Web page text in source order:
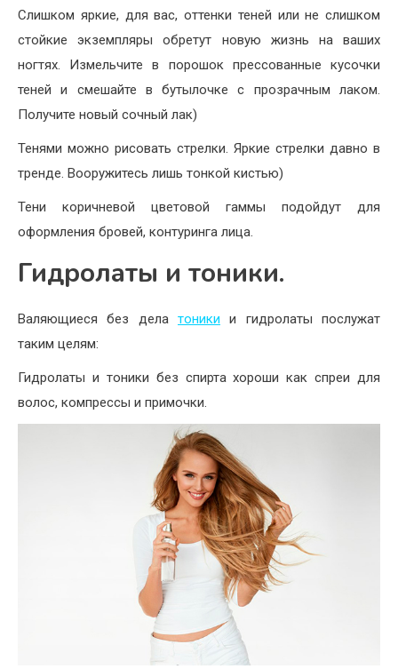
Слишком яркие, для вас, оттенки теней или не слишком
стойкие экземпляры обретут новую жизнь на ваших
ногтях. Измельчите в порошок прессованные кусочки
теней и смешайте в бутылочке с прозрачным лаком.
Получите новый сочный лак)
Тенями можно рисовать стрелки. Яркие стрелки давно в
тренде. Вооружитесь лишь тонкой кистью)
Тени коричневой цветовой гаммы подойдут для
оформления бровей, контуринга лица.
Гидролаты и тоники.
Валяющиеся без дела тоники и гидролаты послужат
таким целям:
Гидролаты и тоники без спирта хороши как спреи для
волос, компрессы и примочки.